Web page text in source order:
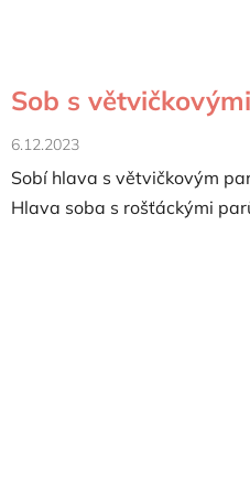
Sob s
6.12.2023
Sobí hlava s větvičkovým
Hlava soba s rošťáckými